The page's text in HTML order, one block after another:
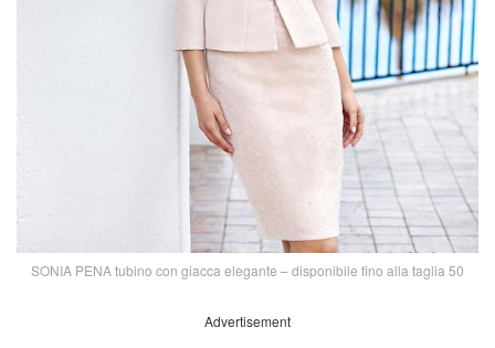
SONIA PENA tubino con giacca elegante – disponibile fino alla taglia 50
Advertisement